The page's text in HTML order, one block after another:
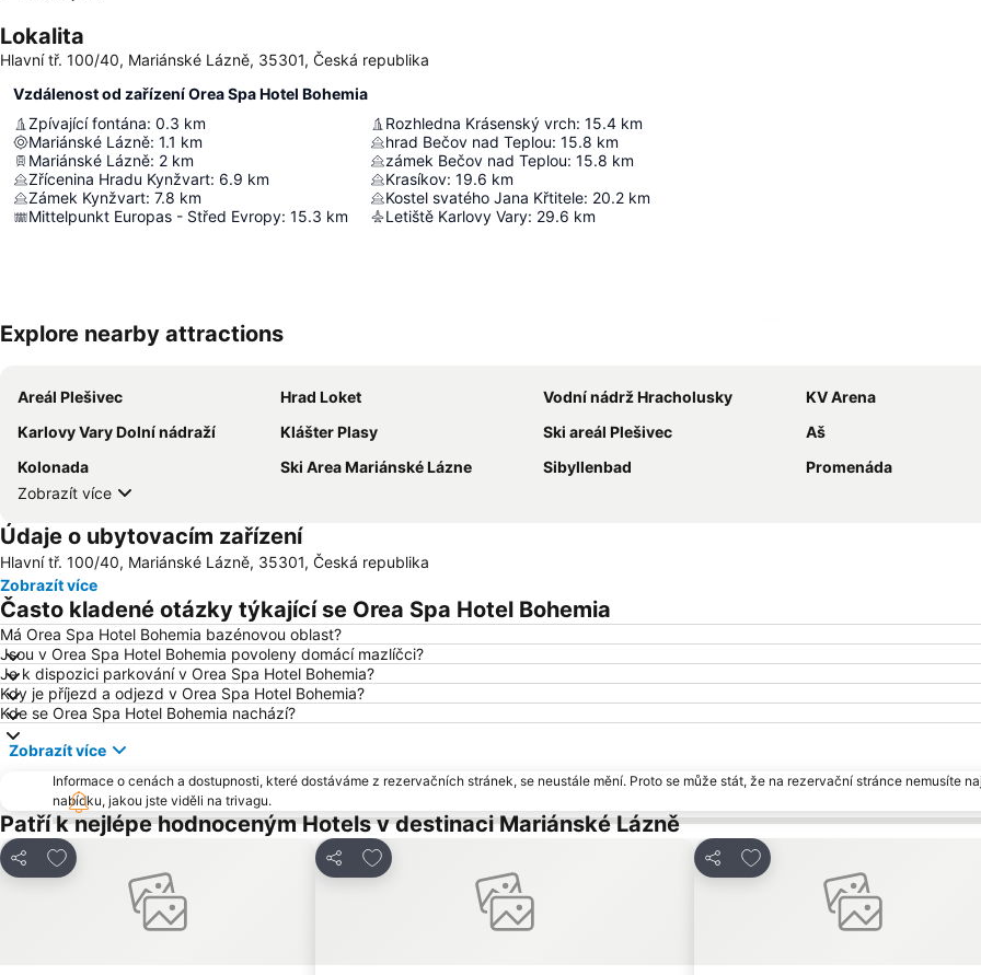
Lokalita
Hlavní tř. 100/40, Mariánské Lázně, 35301, Česká republika
Vzdálenost od zařízení Orea Spa Hotel Bohemia
Zpívající fontána: 0.3 km
Mariánské Lázně: 1.1 km
Mariánské Lázně: 2 km
Zřícenina Hradu Kynžvart: 6.9 km
Zámek Kynžvart: 7.8 km
Mittelpunkt Europas - Střed Evropy: 15.3 km
Rozhledna Krásenský vrch: 15.4 km
hrad Bečov nad Teplou: 15.8 km
zámek Bečov nad Teplou: 15.8 km
Krasíkov: 19.6 km
Kostel svatého Jana Křtitele: 20.2 km
Letiště Karlovy Vary: 29.6 km
Explore nearby attractions
Areál Plešivec Hrad Loket Vodní nádrž Hracholusky
KV Arena
Karlovy Vary Dolní nádraží
Klášter Plasy Ski areál Plešivec
Aš
Kolonada
Ski Area Mariánské Lázne Sibyllenbad
Promenáda
Zobrazít více
Údaje o ubytovacím zařízení
Hlavní tř. 100/40, Mariánské Lázně, 35301, Česká republika
Zobrazít více
Často kladené otázky týkající se Orea Spa Hotel Bohemia
Má Orea Spa Hotel Bohemia bazénovou oblast?
Jsou v Orea Spa Hotel Bohemia povoleny domácí mazlíčci?
Je k dispozici parkování v Orea Spa Hotel Bohemia?
Kdy je příjezd a odjezd v Orea Spa Hotel Bohemia?
Kde se Orea Spa Hotel Bohemia nachází?
Zobrazít více
Informace o cenách a dostupnosti, které dostáváme z rezervačních stránek, se neustále mění. Proto se může stát, že na rezervační stránce nemusíte
nabídku, jakou jste viděli na trivagu.
Patří k nejlépe hodnoceným Hotels v destinaci Mariánské Lázně
Sdílet
Přidat na seznam oblíbených hotelů
Sdílet
Přidat na seznam oblíbených hotelů
Sdílet
Přidat na seznam